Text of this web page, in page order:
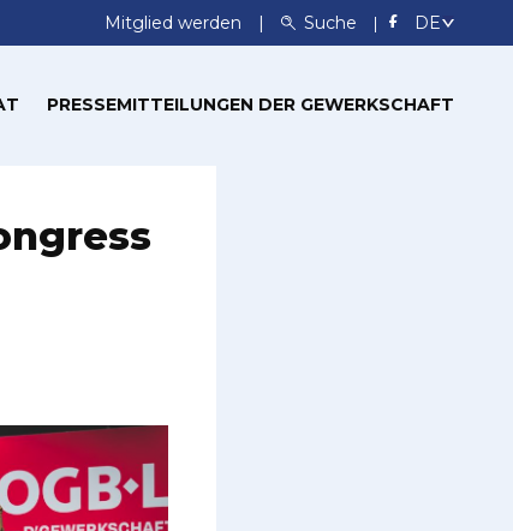
Mitglied werden Suche
PRESSEMITTEILUNGEN DER GEWERKSCHAFT